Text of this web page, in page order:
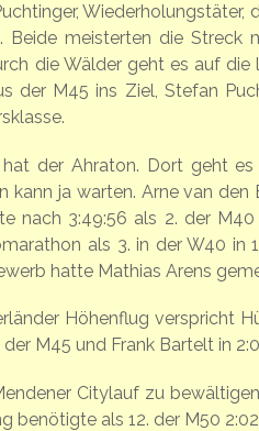
Wiederholungstäter,
Beide meisterten die Streck
die Wälder geht es auf
der M45 ins Ziel, Stefan
hat der Ahraton. Dort geht
kann ja warten. Arne van
nach 3:49:56 als 2. der
als 3. in der W40 in
hatte Mathias Arens
Höhenflug verspricht
M45 und Frank Bartelt in
Citylauf zu
benötigte als 12. der M50